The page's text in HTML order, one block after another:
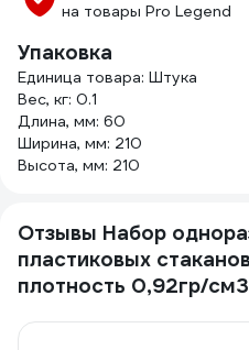
на товары Pro Legend
Упаковка
Единица товара: Штука
Вес, кг: 0.1
Длина, мм: 60
Ширина, мм: 210
Высота, мм: 210
Отзывы Набор
пластиковых
плотность 0,92гр/